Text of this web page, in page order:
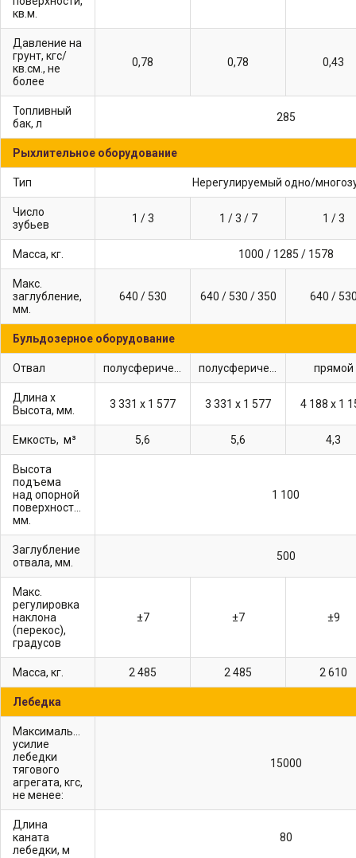
кв.м.
Давление на
грунт, кгс/
кв.см., не
более
0,78 0,78 0,43
Топливный
бак, л
285
Рыхлительное оборудование
Тип Нерегулируемый одно/
Число
зубьев
1 / 3 1 / 3 / 7 1 / 3
Масса, кг. 1000 / 1285 / 1578
Макс.
заглубление,
мм.
640 / 530 640 / 530 / 350 640 /
Бульдозерное оборудование
Отвал полусферический полусферический прямой
Длина х
Высота, мм.
3 331 х 1 577 3 331 х 1 577 4 188 х 1
Емкость, м³ 5,6 5,6 4,3
Высота
подъема
над опорной
поверхностью,
мм.
1 100
Заглубление
отвала, мм.
500
Макс.
регулировка
наклона
(перекос),
градусов
±7 ±7 ±9
Масса, кг. 2 485 2 485 2 610
Лебедка
Максимальное
усилие
лебедки
тягового
агрегата, кгс,
не менее:
15000
Длина
каната
лебедки, м
80